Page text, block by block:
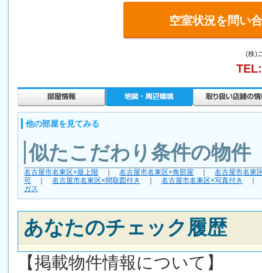
空室状況を問い
(株)
他の部屋を見てみる
似たこだわり条件の物件
名古屋市名東区×最上階 名古屋市名東区×角部屋
名古屋市名東
可
名古屋市名東区×間取図付き 名古屋市名東区×写真付き
ガス
あなたのチェック履歴
【掲載物件情報について】